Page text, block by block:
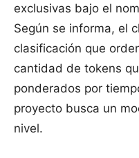
exclusivas bajo el
Según se informa, el
clasificación que
cantidad de tokens
ponderados por
proyecto busca un
nivel.